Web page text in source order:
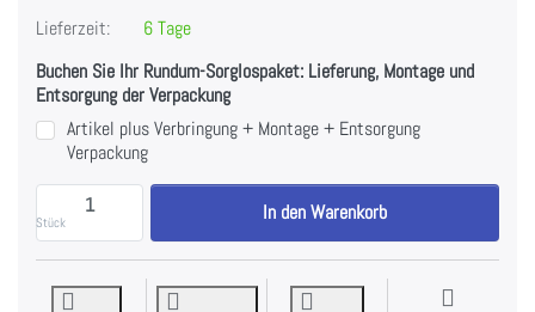
Lieferzeit:
6 Tage
Buchen Sie Ihr Rundum-Sorglospaket: Lieferung, Montage und
Entsorgung der Verpackung
Artikel plus Verbringung + Montage + Entsorgung
Verpackung
Stück
ATX® Bizeps Blaster - Bizeps-Curl-Maschine BBM-
In den Warenkorb